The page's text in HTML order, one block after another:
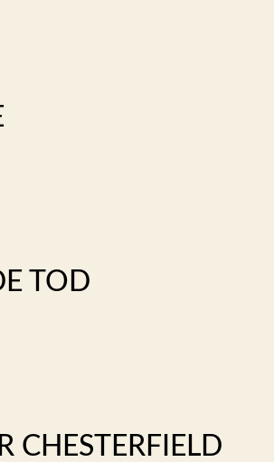
TOD
CHESTERFIELD